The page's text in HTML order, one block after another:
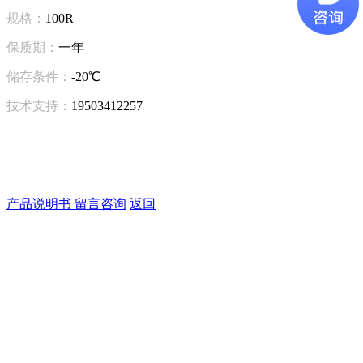
规格： 100R
保质期： 一年
储存条件： -20℃
技术支持： 19503412257
产品说明书 留言咨询 返回